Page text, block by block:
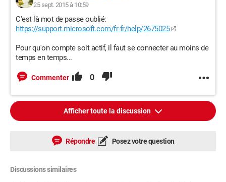
25 sept. 2015 à 10:59
C'est là mot de passe oublié:
https://support.microsoft.com/fr-fr/help/2675025
Pour qu'on compte soit actif, il faut se connecter au moins de
temps en temps...
Commenter 0
Afficher toute la discussion
Répondre Posez votre question
Discussions similaires